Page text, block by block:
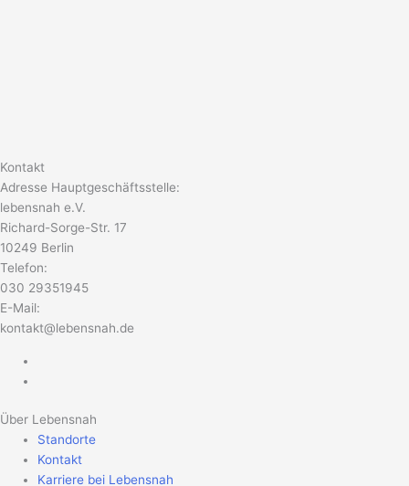
Kontakt
Adresse Hauptgeschäftsstelle:
lebensnah e.V.
Richard-Sorge-Str. 17
10249 Berlin
Telefon:
030 29351945
E-Mail:
kontakt@lebensnah.de
Über Lebensnah
Standorte
Kontakt
Karriere bei Lebensnah